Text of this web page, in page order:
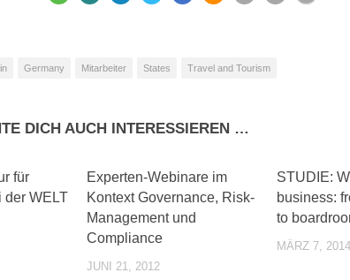
Germany Mitarbeiter States Travel and Tourism
DICH AUCH INTERESSIEREN …
für
der WELT
Experten-Webinare im
Kontext Governance, Risk-
Management und
Compliance
JUNI 21, 2012
STUDIE:
business:
to
MÄRZ 7, 2014